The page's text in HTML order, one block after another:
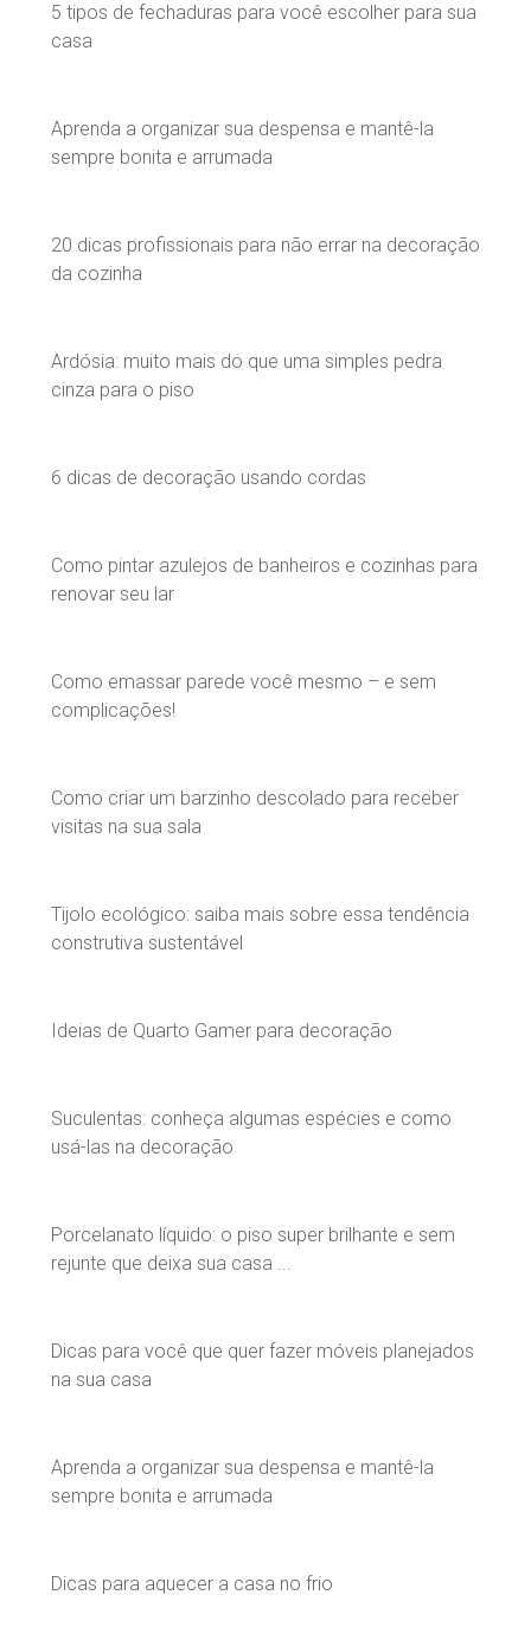
5 tipos de fechaduras para você escolher para sua
casa
Aprenda a organizar sua despensa e mantê-la
sempre bonita e arrumada
20 dicas profissionais para não errar na decoração
da cozinha
Ardósia: muito mais do que uma simples pedra
cinza para o piso
6 dicas de decoração usando cordas
Como pintar azulejos de banheiros e cozinhas para
renovar seu lar
Como emassar parede você mesmo – e sem
complicações!
Como criar um barzinho descolado para receber
visitas na sua sala
Tijolo ecológico: saiba mais sobre essa tendência
construtiva sustentável
Ideias de Quarto Gamer para decoração
Suculentas: conheça algumas espécies e como
usá-las na decoração
Porcelanato líquido: o piso super brilhante e sem
rejunte que deixa sua casa ...
Dicas para você que quer fazer móveis planejados
na sua casa
Aprenda a organizar sua despensa e mantê-la
sempre bonita e arrumada
Dicas para aquecer a casa no frio